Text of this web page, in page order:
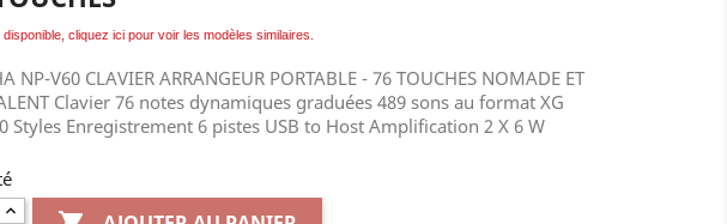
disponible, cliquez ici pour voir les modèles similaires.
NP-V60 CLAVIER ARRANGEUR PORTABLE - 76 TOUCHES NOMADE ET
Clavier 76 notes dynamiques graduées 489 sons au format XG
Styles Enregistrement 6 pistes USB to Host Amplification 2 X 6 W